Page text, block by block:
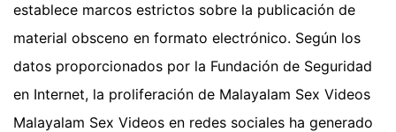
establece marcos estrictos sobre la publicación de
material obsceno en formato electrónico. Según los
datos proporcionados por la Fundación de Seguridad
en Internet, la proliferación de Malayalam Sex Videos
Malayalam Sex Videos en redes sociales ha generado